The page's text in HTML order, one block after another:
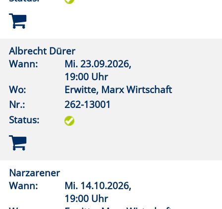
Deutsch-jüdische und israelische Literatur
Wann:
Wo:
vhs online
Nr.:
262-13105
Lippstädter Lesesalon
Lesen und besprechen
Wann:
Nr.:
262-13111
Status: